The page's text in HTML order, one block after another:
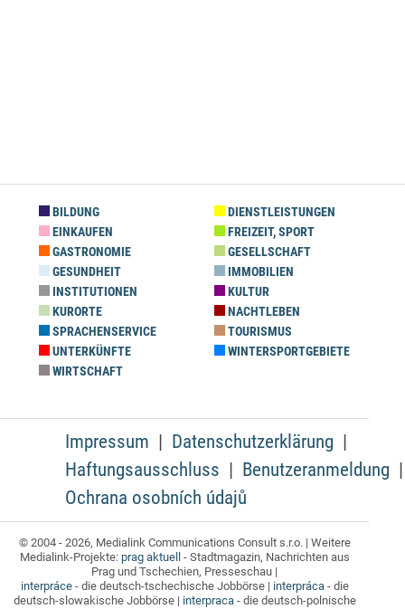
BILDUNG
DIENSTLEISTUNGEN
EINKAUFEN
FREIZEIT, SPORT
GASTRONOMIE
GESELLSCHAFT
GESUNDHEIT
IMMOBILIEN
INSTITUTIONEN
KULTUR
KURORTE
NACHTLEBEN
SPRACHENSERVICE
TOURISMUS
UNTERKÜNFTE
WINTERSPORTGEBIETE
WIRTSCHAFT
Impressum
Datenschutzerklärung
Haftungsausschluss
Benutzeranmeldung
Ochrana osobních údajů
© 2004 - 2026, Medialink Communications Consult s.r.o. | Weitere
Medialink-Projekte: prag aktuell - Stadtmagazin, Nachrichten aus
Prag und Tschechien, Presseschau |
interpráce- die deutsch-tschechische Jobbörse | interpráca- die
deutsch-slowakische Jobbörse | interpraca- die deutsch-polnische